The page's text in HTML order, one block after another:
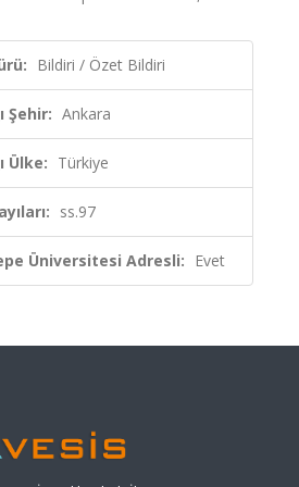
Bildiri / Özet Bildiri
Şehir: Ankara
Ülke: Türkiye
ss.97
Üniversitesi Adresli: Evet